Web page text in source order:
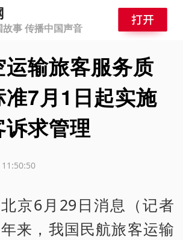
事 传播中国声音
输旅客服务质
7月1日起实施
求管理
京6月29日消息（记者
来，我国民航旅客运输